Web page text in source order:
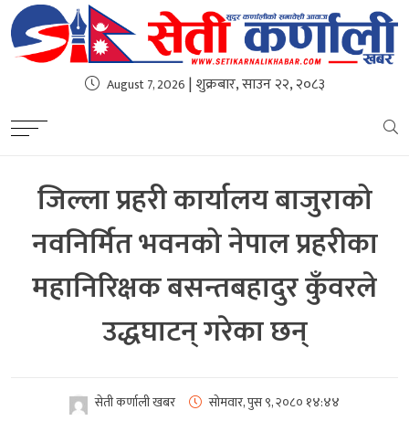
August 7, 2026 | शुक्रबार, साउन २२, २०८३
जिल्ला प्रहरी कार्यालय बाजुराको
नवनिर्मित भवनको नेपाल प्रहरीका
महानिरिक्षक बसन्तबहादुर कुँवरले
उद्धघाटन् गरेका छन्
सेती कर्णाली खबर सोमवार, पुस ९, २०८० १४:४४